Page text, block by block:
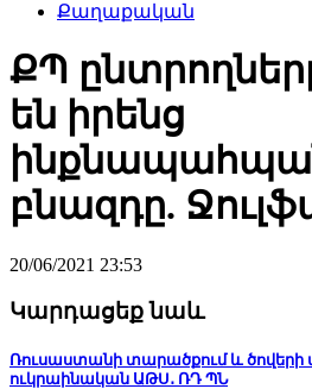
Քաղաքական
ՔՊ
են իրենց
բնազդը.
20/06/2021 23:53
Կարդացեք նաև
Ռուսաստանի տարածքում և ծովերի
ուկրաինական ԱԹՍ․ ՌԴ ՊՆ